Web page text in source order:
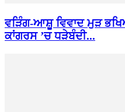
ਵੜਿੰਗ-ਆਸ਼ੂ ਵਿਵਾਦ ਮੁੜ
ਕਾਂਗਰਸ ’ਚ ਧੜੇਬੰਦੀ...